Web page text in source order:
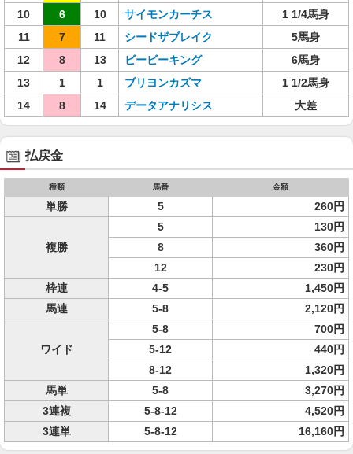
10
6 10 サイモンカーチス
1 1/4馬身
11
7 11 シードザブレイク
5馬身
12
8 13 ビービーキング
6馬身
13
1 1 ブリヨンカズマ
1 1/2馬身
14
8 14 データアナリシス 大差
払戻金
種類 馬番 金額
単勝 5 260円
複勝
5
130円
8
360円
12
230円
枠連
4-5
1,450円
馬連
5-8 2,120円
ワイド
5-8
700円
5-12
440円
8-12
1,320円
馬単
5-8
3,270円
3連複
5-8-12
4,520円
3連単
5-8-12 16,160円